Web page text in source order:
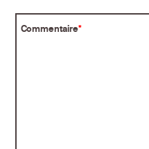
Commentaire*